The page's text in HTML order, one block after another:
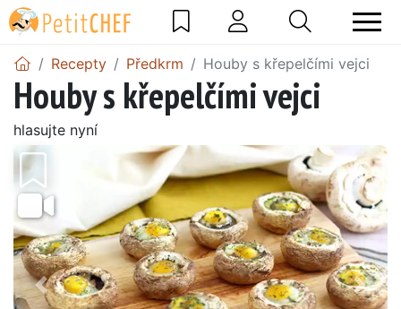
Recepty Předkrm Houby s křepelčími vejci
Houby s křepelčími vejci
hlasujte nyní
Předchozí Další